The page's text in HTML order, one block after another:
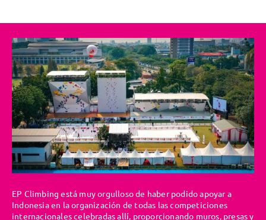
EP Climbing está muy orgulloso de haber podido apoyar a
Indonesia en la organización de todas las competiciones
internacionales celebradas allí, proporcionando muros, presas y